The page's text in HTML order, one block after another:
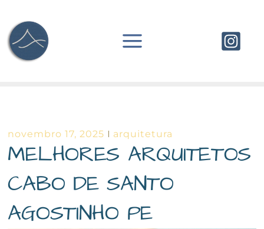
para
conteúdo
novembro 17, 2025 arquitetura
MELHORES ARQUITETOS
CABO DE SANTO
AGOSTINHO PE